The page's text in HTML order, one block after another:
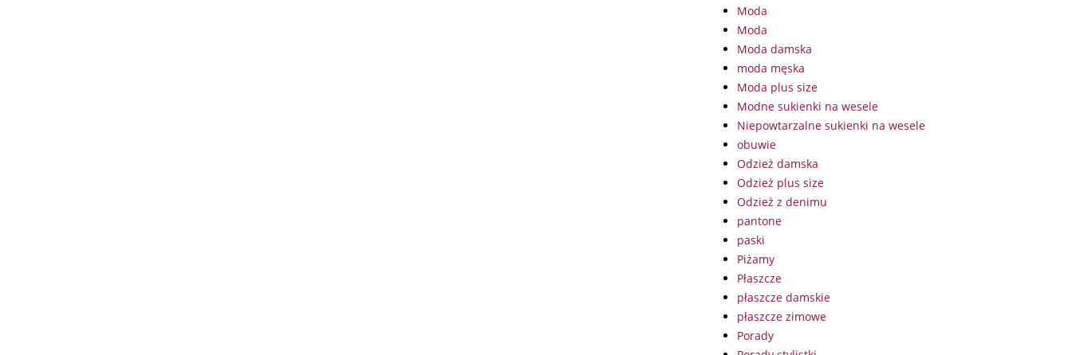
Moda
Moda
Moda damska
moda męska
Moda plus size
Modne sukienki na wesele
Niepowtarzalne sukienki na wesele
obuwie
Odzież damska
Odzież plus size
Odzież z denimu
pantone
paski
Piżamy
Płaszcze
płaszcze damskie
płaszcze zimowe
Porady